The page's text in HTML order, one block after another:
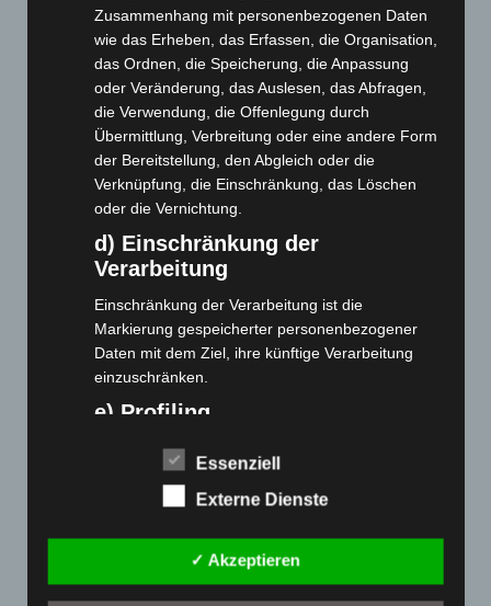
Webseite
Cashback-Aktion
Händler werden
Gemeinsam spenden
Jobs
Reklamation einreichen
Produktpalette
Elektro-Chopper
Elektro-Fahrräder
Zusammenhang mit personenbezogenen Daten
wie das Erheben, das Erfassen, die Organisation,
das Ordnen, die Speicherung, die Anpassung
oder Veränderung, das Auslesen, das Abfragen,
die Verwendung, die Offenlegung durch
Übermittlung, Verbreitung oder eine andere Form
der Bereitstellung, den Abgleich oder die
Verknüpfung, die Einschränkung, das Löschen
oder die Vernichtung.
d) Einschränkung der
Verarbeitung
Einschränkung der Verarbeitung ist die
Markierung gespeicherter personenbezogener
Daten mit dem Ziel, ihre künftige Verarbeitung
einzuschränken.
e) Profiling
Profiling ist jede Art der automatisierten
Verarbeitung personenbezogener Daten, die darin
besteht, dass diese personenbezogenen Daten
beziehen, zu bewerten, insbesondere, um
Essenziell
Externe Dienste
✓ Akzeptieren